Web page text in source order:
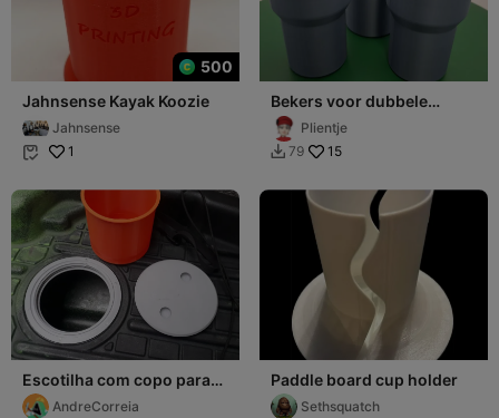
500
Jahnsense Kayak Koozie
Jahnsense
 1
Bekers voor dubbele
houder/Cups for double
holderPlientje
 79 15
Escotilha com copo para
caiaqueAndreCorreia
Paddle board cup holder
Sethsquatch